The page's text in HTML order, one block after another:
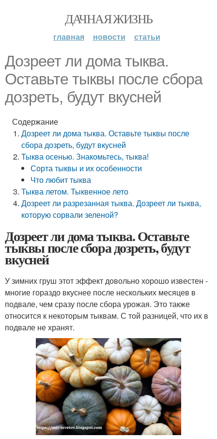
ДАЧНАЯ ЖИЗНЬ
главная новости статьи
Дозреет ли дома тыква.
Оставьте тыквы после сбора
дозреть, будут вкусней
Содержание
Дозреет ли дома тыква. Оставьте тыквы после
сбора дозреть, будут вкусней
Тыква осенью. Знакомьтесь, тыква!
Сорта тыквы и их особенности
Что любит тыква
Тыква летом. Тыквенное лето
Дозреет ли разрезанная тыква. Дозреет ли тыква,
которую сорвали зеленой?
Дозреет ли дома тыква. Оставьте
тыквы после сбора дозреть, будут
вкусней
У зимних груш этот эффект довольно хорошо известен -
многие гораздо вкуснее после нескольких месяцев в
подвале, чем сразу после сбора урожая. Это также
относится к некоторым тыквам. С той разницей, что их в
подвале не хранят.